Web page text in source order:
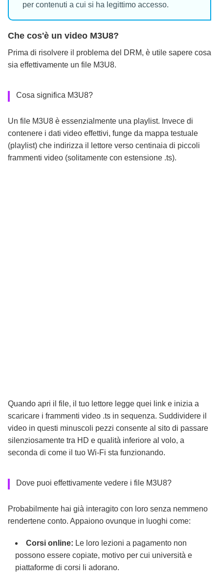
per contenuti a cui si ha legittimo accesso.
Che cos'è un video M3U8?
Prima di risolvere il problema del DRM, è utile sapere cosa
sia effettivamente un file M3U8.
Cosa significa M3U8?
Un file M3U8 è essenzialmente una playlist. Invece di
contenere i dati video effettivi, funge da mappa testuale
(playlist) che indirizza il lettore verso centinaia di piccoli
frammenti video (solitamente con estensione .ts).
Quando apri il file, il tuo lettore legge quei link e inizia a
scaricare i frammenti video .ts in sequenza. Suddividere il
video in questi minuscoli pezzi consente al sito di passare
silenziosamente tra HD e qualità inferiore al volo, a
seconda di come il tuo Wi-Fi sta funzionando.
Dove puoi effettivamente vedere i file M3U8?
Probabilmente hai già interagito con loro senza nemmeno
rendertene conto. Appaiono ovunque in luoghi come:
Corsi online: Le loro lezioni a pagamento non
possono essere copiate, motivo per cui università e
piattaforme di corsi li adorano.